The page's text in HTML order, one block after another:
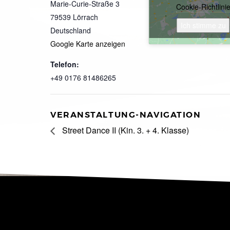
Marie-Curie-Straße 3
79539 Lörrach
Deutschland
Google Karte anzeigen
Telefon:
+49 0176 81486265
Cookie-Richtlinie
VERANSTALTUNG-NAVIGATION
Street Dance II (Kin. 3. + 4. Klasse)